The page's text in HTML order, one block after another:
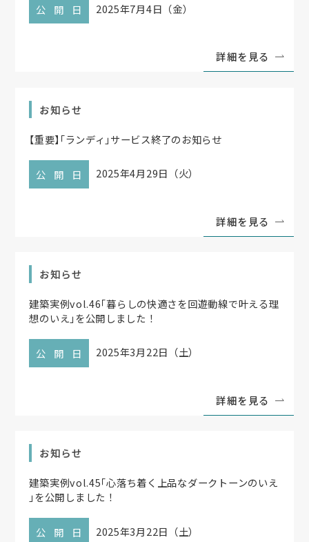
公開日 2025年7月4日（金）
詳細を見る
お知らせ
【重要】
「ランディ 」サービス終了のお知らせ
公開日 2025年4月29日（火）
詳細を見る
お知らせ
建築実例vol.46「暮らしの快適さを回遊動線で叶える理
想のいえ 」を公開しました！
公開日 2025年3月22日（土）
詳細を見る
お知らせ
建築実例vol.45「心落ち着く上品なダークトーンのいえ
」を公開しました！
公開日 2025年3月22日（土）